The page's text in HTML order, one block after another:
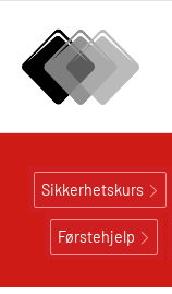
Sikkerhetskurs
Førstehjelp